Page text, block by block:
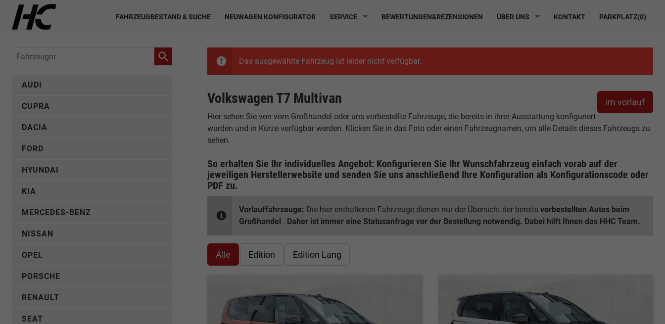
FAHRZEUGBESTAND & SUCHE NEUWAGEN KONFIGURATOR SERVICE BEWERTUNGEN&REZENSIONEN ÜBER UNS KONTAKT PARKPLATZ(0)
Das ausgewählte Fahrzeug ist leider nicht verfügbar.
im vorlauf
Volkswagen T7 Multivan
Hier sehen Sie von vom Großhandel oder uns vorbestellte Fahrzeuge, die bereits in ihrer Ausstattung konfiguriert
wurden und in Kürze verfügbar werden. Klicken Sie in das Foto oder einen Fahrzeugnamen, um alle Details dieses Fahrzeugs zu
sehen.
So erhalten Sie Ihr individuelles Angebot: Konfigurieren Sie Ihr Wunschfahrzeug einfach vorab auf der
jeweiligen Herstellerwebsite und senden Sie uns anschließend Ihre Konfiguration als Konfigurationscode oder
PDF zu.
Vorlauffahrzeuge: Die hier enthaltenen Fahrzeuge dienen nur der Übersicht der bereitsvorbestellten Autos beim
Großhandel . Daher ist immer eine Statusanfrage vor der Bestellung notwendig. Dabei hilft Ihnen das HHC Team.
Alle Edition Edition Lang
Fahrzeugnr.
AUDI
CUPRA
DACIA
FORD
HYUNDAI
KIA
MERCEDES-BENZ
NISSAN
OPEL
PORSCHE
RENAULT
SEAT